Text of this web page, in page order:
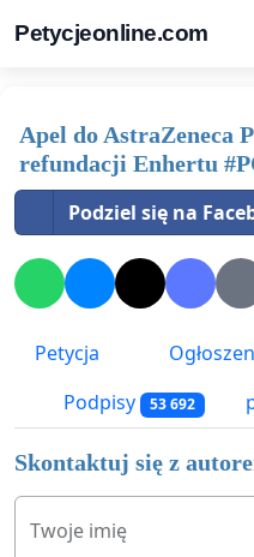
Petycjeonline.com
Apel do AstraZeneca
refundacji Enhertu
Podziel się na
Petycja
Podpisy 53 692
Skontaktuj się z
Twoje imię